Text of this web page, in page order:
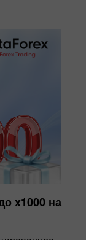
x1000 на